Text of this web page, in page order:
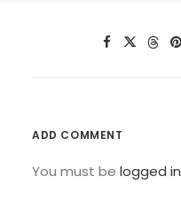
ADD COMMENT
You must be logged in